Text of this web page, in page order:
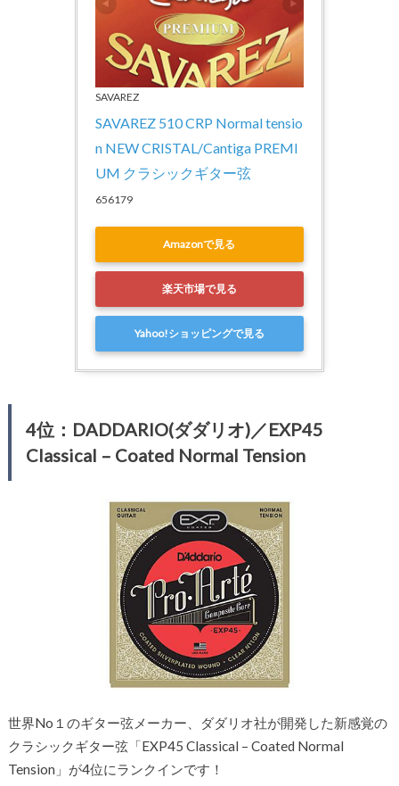
SAVAREZ
SAVAREZ 510 CRP Normal tensio
n NEW CRISTAL/Cantiga PREMI
UM クラシックギター弦
656179
Amazonで見る
楽天市場で見る
Yahoo!ショッピングで見る
4位：DADDARIO(ダダリオ)／EXP45
Classical – Coated Normal Tension
世界No１のギター弦メーカー、ダダリオ社が開発した新感覚の
クラシックギター弦「EXP45 Classical – Coated Normal
Tension」が4位にランクインです！